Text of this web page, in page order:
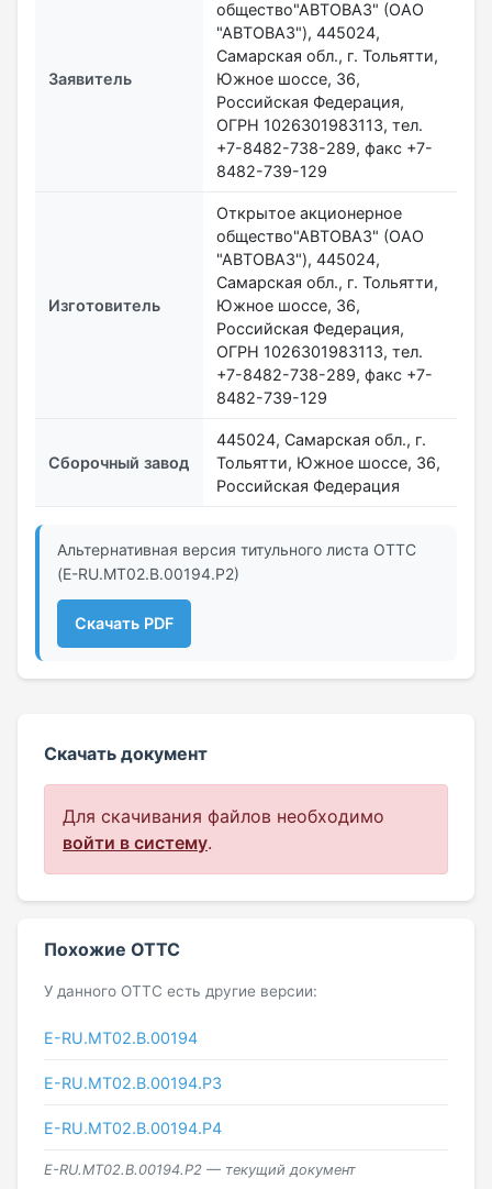
Заявитель
общество"АВТОВАЗ" (ОАО
"АВТОВАЗ"), 445024,
Самарская обл., г. Тольятти,
Южное шоссе, 36,
Российская Федерация,
ОГРН 1026301983113, тел.
+7-8482-738-289, факс +7-
8482-739-129
Изготовитель
Открытое акционерное
общество"АВТОВАЗ" (ОАО
"АВТОВАЗ"), 445024,
Самарская обл., г. Тольятти,
Южное шоссе, 36,
Российская Федерация,
ОГРН 1026301983113, тел.
+7-8482-738-289, факс +7-
8482-739-129
Сборочный завод
445024, Самарская обл., г.
Тольятти, Южное шоссе, 36,
Российская Федерация
Альтернативная версия титульного листа ОТТС
(E-RU.МТ02.B.00194.Р2)
Скачать PDF
Скачать документ
Для скачивания файлов необходимо
войти в систему.
Похожие ОТТС
У данного ОТТС есть другие версии:
E-RU.MT02.B.00194
E-RU.МТ02.B.00194.Р3
E-RU.МТ02.B.00194.Р4
E-RU.МТ02.B.00194.Р2 — текущий документ